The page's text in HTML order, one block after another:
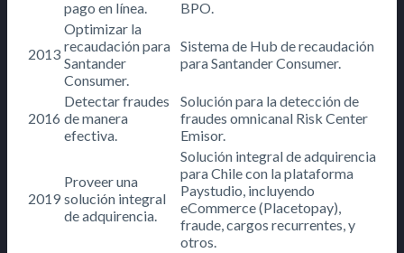
pago en línea. BPO.
2013
Optimizar la
recaudación para
Santander
Consumer.
Sistema de Hub de recaudación
para Santander Consumer.
2016
Detectar fraudes
de manera
efectiva.
Solución para la detección de
fraudes omnicanal Risk Center
Emisor.
2019
Proveer una
solución integral
de adquirencia.
Solución integral de adquirencia
para Chile con la plataforma
Paystudio, incluyendo
eCommerce (Placetopay),
fraude, cargos recurrentes, y
otros.